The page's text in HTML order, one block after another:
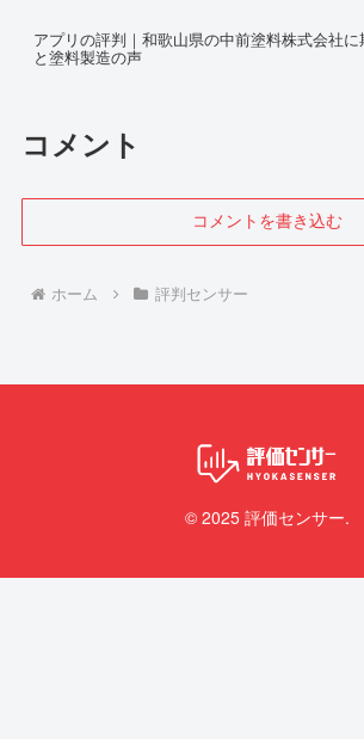
アプリの評判｜和歌山県の中前塗料株式会社
と塗料製造の声
コメント
コメントを書き込む
ホーム 評判センサー
© 2025 評価センサー.